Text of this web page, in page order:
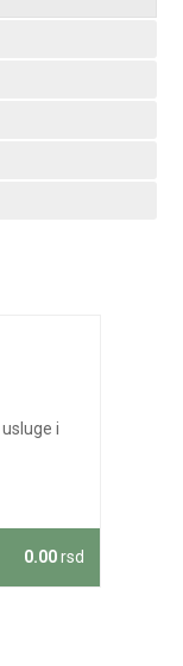
i
0.00rsd